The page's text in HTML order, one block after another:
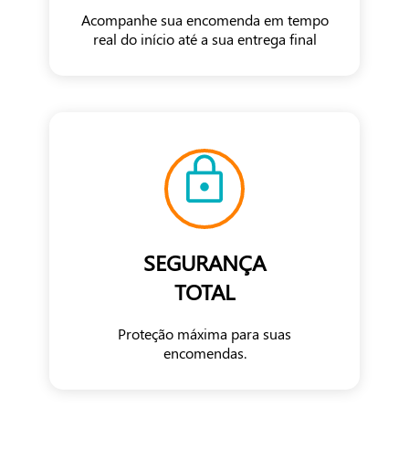
Acompanhe sua encomenda em tempo
real do início até a sua entrega final
SEGURANÇA
TOTAL
Proteção máxima para suas
encomendas.